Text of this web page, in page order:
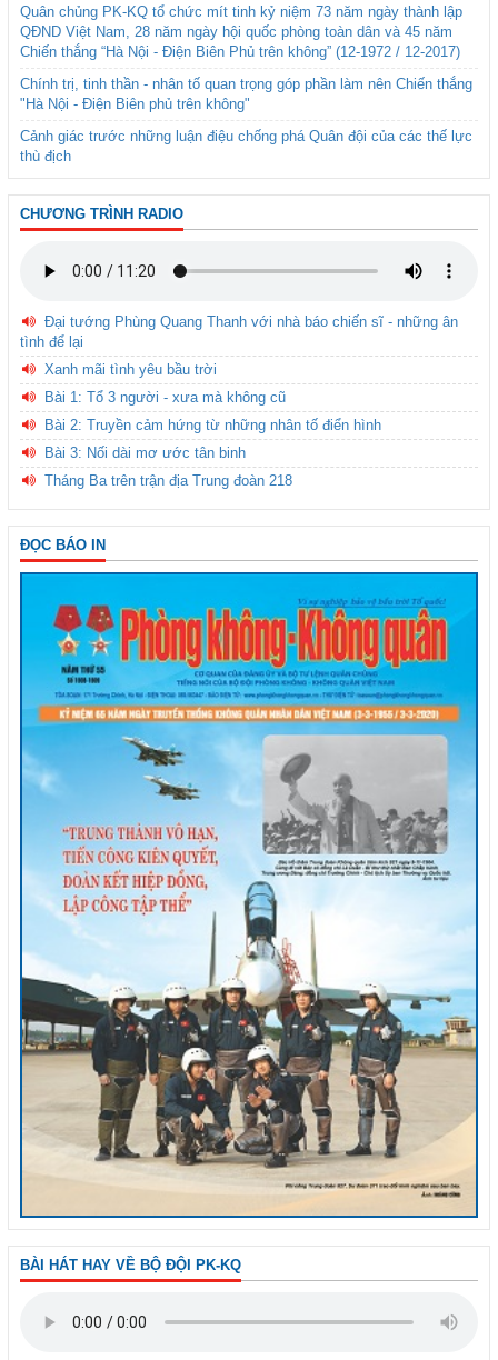
Quân chủng PK-KQ tổ chức mít tinh kỷ niệm 73 năm ngày thành lập
QĐND Việt Nam, 28 năm ngày hội quốc phòng toàn dân và 45 năm
Chiến thắng “Hà Nội - Điện Biên Phủ trên không” (12-1972 / 12-2017)
Chính trị, tinh thần - nhân tố quan trọng góp phần làm nên Chiến thắng
"Hà Nội - Điện Biên phủ trên không"
Cảnh giác trước những luận điệu chống phá Quân đội của các thế lực
thù địch
CHƯƠNG TRÌNH RADIO
Đại tướng Phùng Quang Thanh với nhà báo chiến sĩ - những ân
tình để lại
Xanh mãi tình yêu bầu trời
Bài 1: Tổ 3 người - xưa mà không cũ
Bài 2: Truyền cảm hứng từ những nhân tố điển hình
Bài 3: Nối dài mơ ước tân binh
Tháng Ba trên trận địa Trung đoàn 218
ĐỌC BÁO IN
BÀI HÁT HAY VỀ BỘ ĐỘI PK-KQ